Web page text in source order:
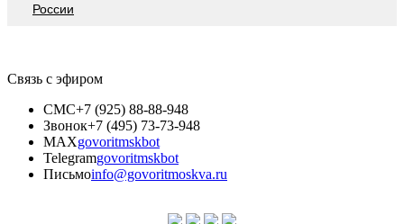
России
Связь с эфиром
СМС+7 (925) 88-88-948
Звонок+7 (495) 73-73-948
MAXgovoritmskbot
Telegramgovoritmskbot
Письмоinfo@govoritmoskva.ru